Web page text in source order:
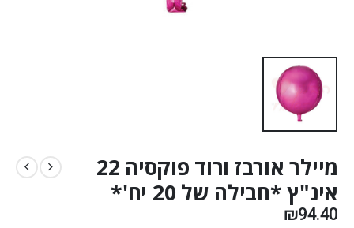
מיילר אורבז ורוד פוקסיה 22
אינ"ץ *חבילה של 20 יח'*
₪94.40